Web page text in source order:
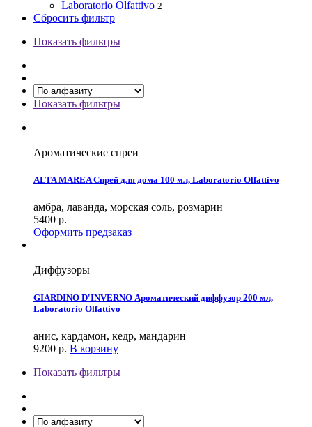
Laboratorio Olfattivo 2
Сбросить фильтр
Показать фильтры
Показать фильтры
Ароматические спреи
ALTA MAREA Спрей для дома 100 мл, Laboratorio Olfattivo
амбра, лаванда, морская соль, розмарин
5400 р.
Оформить предзаказ
Диффузоры
GIARDINO D'INVERNO Ароматический диффузор 200 мл,
Laboratorio Olfattivo
анис, кардамон, кедр, мандарин
9200 р. В корзину
Показать фильтры